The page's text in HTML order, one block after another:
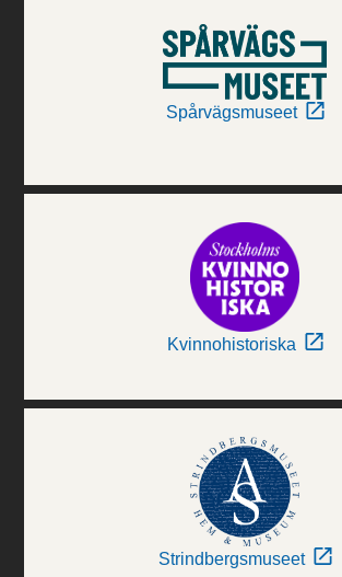
Spårvägsmuseet
Kvinnohistoriska
Strindbergsmuseet